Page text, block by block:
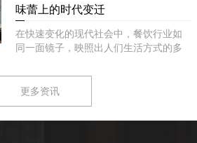
味蕾上的时代变迁
在快速变化的现代社会中，餐饮行业如
同一面镜子，映照出人们生活方式的多
更多资讯